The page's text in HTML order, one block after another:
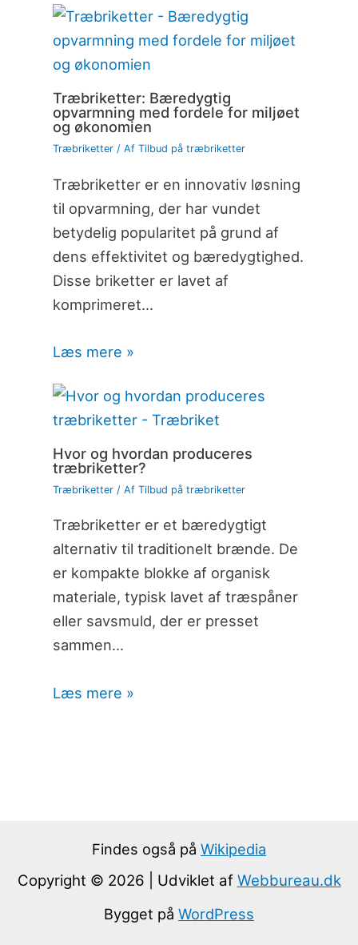
Træbriketter: Bæredygtig
opvarmning med fordele for miljøet
og økonomien
Træbriketter/ Af Tilbud på træbriketter
Træbriketter er en innovativ løsning
til opvarmning, der har vundet
betydelig popularitet på grund af
dens effektivitet og bæredygtighed.
Disse briketter er lavet af
komprimeret…
Læs mere »
Hvor og hvordan produceres
træbriketter?
Træbriketter/ Af Tilbud på træbriketter
Træbriketter er et bæredygtigt
alternativ til traditionelt brænde. De
er kompakte blokke af organisk
materiale, typisk lavet af træspåner
eller savsmuld, der er presset
sammen…
Læs mere »
Findes også på Wikipedia
Copyright © 2026 | Udviklet af Webbureau.dk
Bygget på WordPress